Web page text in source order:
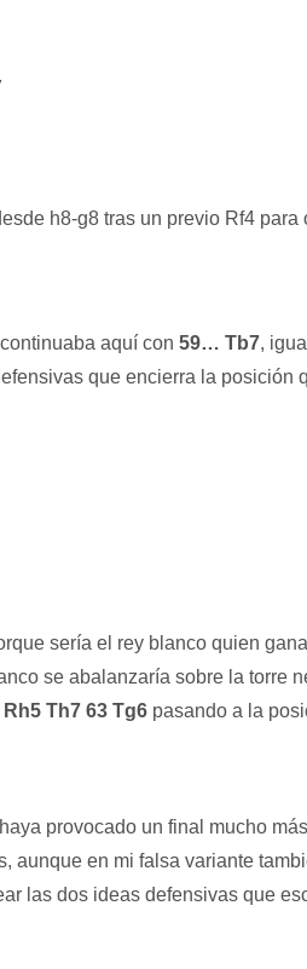
h8-g8 tras un previo Rf4
aquí con 59… Tb7,
que encierra la
sería el rey blanco quien
se abalanzaría sobre la torre
Th7 63 Tg6 pasando a la
provocado un final mucho
aunque en mi falsa variante
las dos ideas defensivas que